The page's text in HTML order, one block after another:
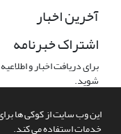
این وب سایت از کوکی ها
خدمات استفاده می کند.
آخرین اخبار
اشتراک خبرنامه
برای دریافت اخبار و
شوید.